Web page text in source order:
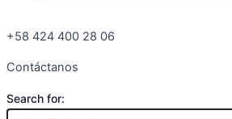
+58 424 400 28 06
Contáctanos
Search for: